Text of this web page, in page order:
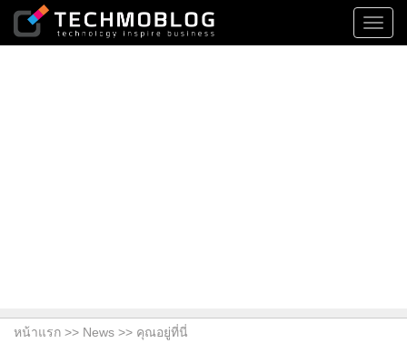
หน้าแรก >> News >> คุณอยู่ที่นี่